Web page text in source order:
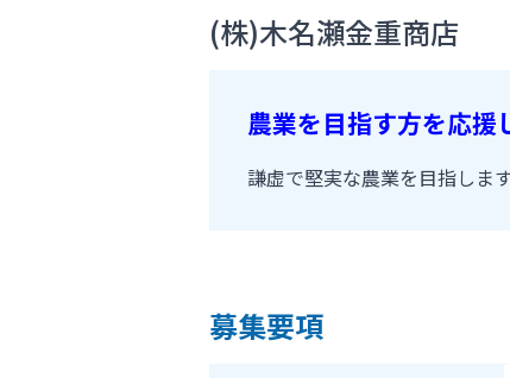
(株)木名瀬金重商店
農業を目指す方を応援
謙虚で堅実な農業を目指しま
募集要項